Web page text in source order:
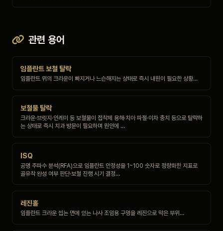
관련 용어
임플란트 보철 탈락
임플란트 위의 크라운이 빠지거나 느슨해지는 상태로 즉시 내원이 필요한 상황…
보철물 탈락
크라운·브릿지·인레이 등 보철물이 접착제 용해·치아 파절·이차 충치 등으로 탈락하
는 상태로 즉시 치과 방문이 필요하며 원인에 …
ISQ
공명 주파수 분석(RFA)으로 임플란트 안정성을 1~100 숫자로 정량화한 지표로
골유착 완성 여부 판단·보철 진행 시기 결정…
레진홀
임플란트 크라운 씹는 면에 있는 나사 조임용 구멍을 레진으로 막은 부위…